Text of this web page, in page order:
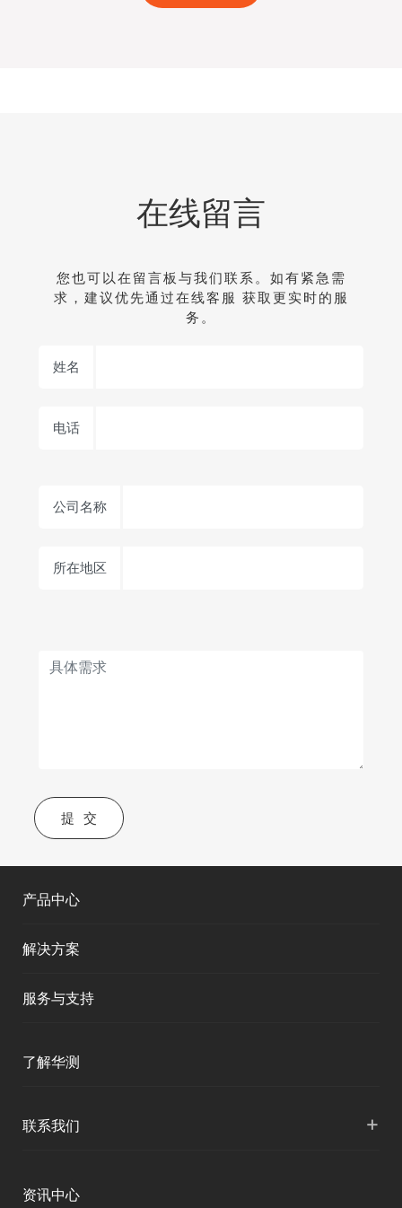
在线留言
您也可以在留言板与我们联系。如有紧急需
求，建议优先通过在线客服 获取更实时的服
务。
姓名
电话
公司名称
所在地区
提交
产品中心
解决方案
服务与支持
了解华测
联系我们 +
资讯中心